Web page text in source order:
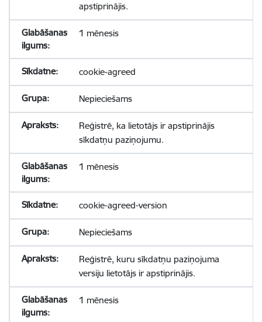
apstiprinājis.
1 mēnesis
cookie-agreed
Nepieciešams
Reģistrē, ka lietotājs ir apstiprinājis
sīkdatņu paziņojumu.
1 mēnesis
cookie-agreed-version
Nepieciešams
Reģistrē, kuru sīkdatņu paziņojuma
versiju lietotājs ir apstiprinājis.
1 mēnesis